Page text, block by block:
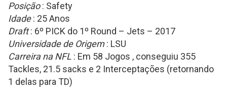
Posição: Safety
Idade: 25 Anos
Draft: 6º PICK do 1º Round – Jets – 2017
Universidade de Origem: LSU
Carreira na NFL : Em 58 Jogos , conseguiu 355
Tackles, 21.5 sacks e 2 Interceptações (retornando
1 delas para TD)